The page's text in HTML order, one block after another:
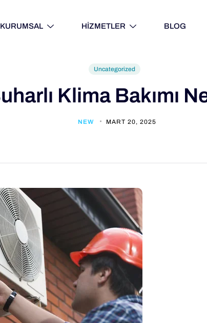
KURUMSAL HİZMETLER BLOG
Uncategorized
Klima Bakımı
NEW MART 20, 2025